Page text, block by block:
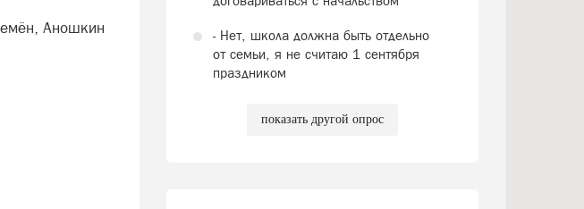
Аношкин
- Нет, школа должна быть отдельно
от семьи, я не считаю 1 сентября
праздником
показать другой опрос